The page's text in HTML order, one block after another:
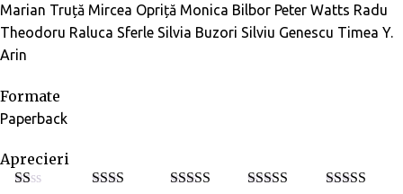
Marian Truță Mircea Opriță Monica Bilbor Peter Watts Radu
Theodoru Raluca Sferle Silvia Buzori Silviu Genescu Timea Y.
Arin
Formate
Paperback
Aprecieri